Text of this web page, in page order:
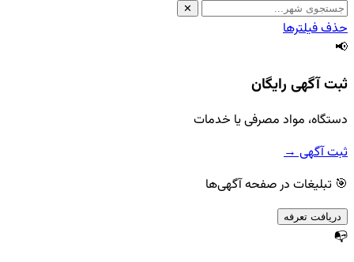
✕
حذف فیلترها
📢
ثبت آگهی رایگان
دستگاه، مواد مصرفی یا خدمات
ثبت آگهی →
🎯 تبلیغات در صفحه آگهی‌ها
دریافت تعرفه
📭